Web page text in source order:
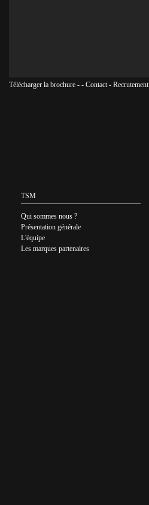
Télécharger la brochure - - Contact- Recrutement
TSM
Qui sommes nous ?
Présentation générale
L'équipe
Les marques partenaires